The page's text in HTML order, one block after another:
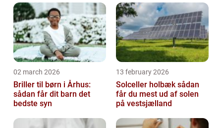
02 march 2026
Briller til børn i Århus:
sådan får dit barn det
bedste syn
13 february 2026
Solceller holbæk sådan
får du mest ud af solen
på vestsjælland